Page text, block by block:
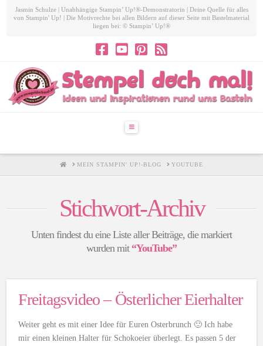
Jasmin Schulze | Unabhängige Stampin’ Up!®-Demonstratorin | Deine Quelle für alles
von Stampin' Up! | Die Motivrechte bei allen Bildern auf dieser Seite mit Bastelmaterial
liegen bei: © Stampin’ Up!®
Navigation
HOMEMEIN STAMPIN' UP!-BLOG YOUTUBE
Stichwort-Archiv
Unten findest du eine Liste aller Beiträge, die markiert
wurden mit “YouTube”
Freitagsvideo – Österlicher Eierhalter
Weiter geht es mit einer Idee für Euren Osterbrunch 🙂 Ich habe
mir einen kleinen Halter für Schokoeier überlegt. Es passen 5 der